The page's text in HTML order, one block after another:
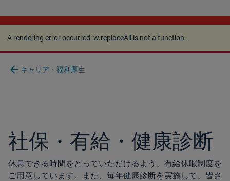
A rendering error occurred:w.replaceAll is not a
function.
A rendering error occurred:w.replaceAll is not a function.
arrow_back キャリア・福利厚生
社保・有給・健康診断
休息できる時間をとっていただけるよう、有給休暇制度を
ご用意しています。また、毎年健康診断を実施して、皆さ